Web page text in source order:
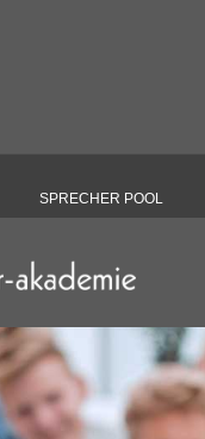
SPRECHER POOL